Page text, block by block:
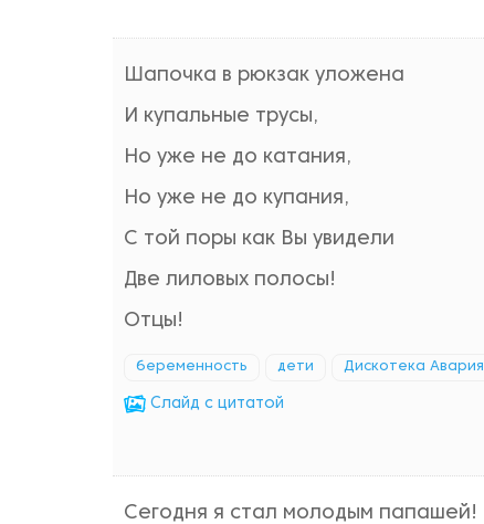
Шапочка в рюкзак уложена
И купальные трусы,
Но уже не до катания,
Но уже не до купания,
С той поры как Вы увидели
Две лиловых полосы!
Отцы!
беременность дети Дискотека Авария
Cлайд с цитатой
Сегодня я стал молодым папашей!